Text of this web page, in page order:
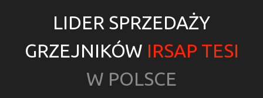
LIDER SPRZEDAŻY
GRZEJNIKÓW IRSAP TESI
W POLSCE